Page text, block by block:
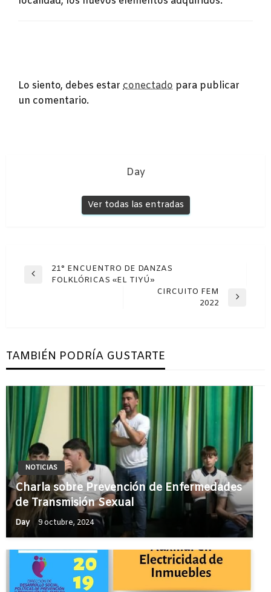
Lo siento, debes estar conectado para publicar
un comentario.
Day
Ver todas las entradas
Navegación
Entrada
21° ENCUENTRO DE DANZAS
FOLKLÓRICAS «EL TIYÚ»
CIRCUITO FEM
2022
TAMBIÉN PODRÍA GUSTARTE
NOTICIAS
Charla sobre Prevención de Enfermedades
de Transmisión Sexual
Day 9 octubre, 2024